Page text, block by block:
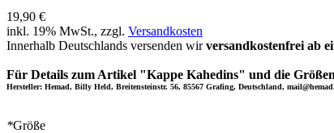
19,90 €
inkl. 19% MwSt., zzgl. Versandkosten
Innerhalb Deutschlands versenden wirversandkostenfrei ab
Für Details zum Artikel "Kappe Kahedins" und die
Hersteller: Hemad, Billy Held, Breitensteinstr. 56, 85567 Grafing, Deutschland,
*Größe